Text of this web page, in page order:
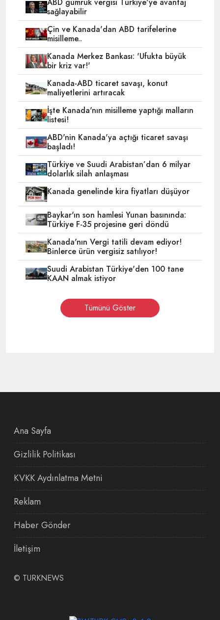
ABD gümrük vergisi Türkiye'ye avantaj
sağlayabilir
Çin ve Kanada'dan ABD tarifelerine
misilleme..
Kanada Merkez Bankası: 'Ufukta büyük
bir kriz var!'
Kanada-ABD ticaret savaşı, konut
maliyetlerini artıracak
İşte Kanada'nın misilleme yaptığı malların
listesi!
ABD'nin Kanada'ya açtığı ticaret savaşı
başladı!
Türkiye ve Suudi Arabistan’dan 6 milyar
dolarlık silah anlaşması
Kanada genelinde kira fiyatları düşüyor
Baykar'ın son hamlesi Yunan basınında:
Türkiye F-35 projesine geri döndü
Kanada'nın Vergi tatili devam ediyor!
Binlerce ürün vergisiz satılıyor!
Suudi Arabistan Türkiye'den 100 tane
KAAN almak istiyor
Tümünü Göster
Ana Sayfa
Gizlilik Politikası
KVKK Aydınlatma Metni
Reklam
Haber Gönder
İletişim
© TURKNEWS